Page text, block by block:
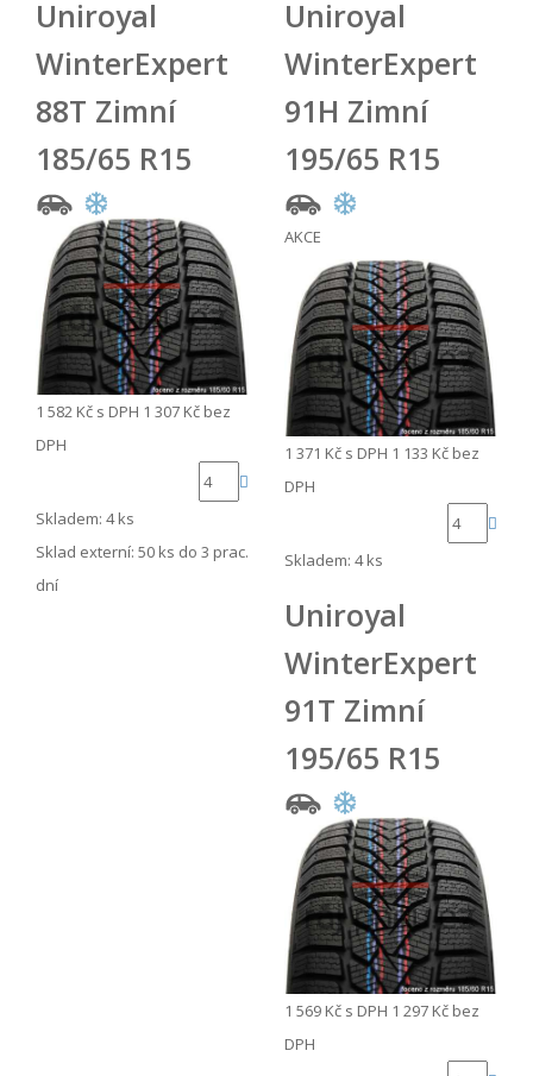
Uniroyal
WinterExpert
88T Zimní
185/65 R15
1 582 Kč s DPH 1 307 Kč bez
DPH
Skladem: 4 ks
Sklad externí: 50 ks do 3 prac.
dní
Uniroyal
WinterExpert
91H Zimní
195/65 R15
AKCE
1 371 Kč s DPH 1 133 Kč bez
DPH
Skladem: 4 ks
Uniroyal
WinterExpert
91T Zimní
195/65 R15
1 569 Kč s DPH 1 297 Kč bez
DPH